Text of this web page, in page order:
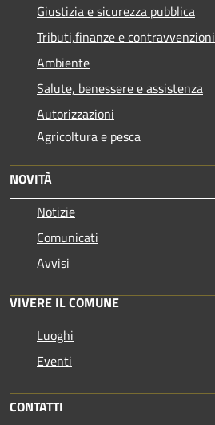
Giustizia e sicurezza pubblica
Tributi,finanze e contravvenzioni
Ambiente
Salute, benessere e assistenza
Autorizzazioni
Agricoltura e pesca
NOVITÀ
Notizie
Comunicati
Avvisi
VIVERE IL COMUNE
Luoghi
Eventi
CONTATTI